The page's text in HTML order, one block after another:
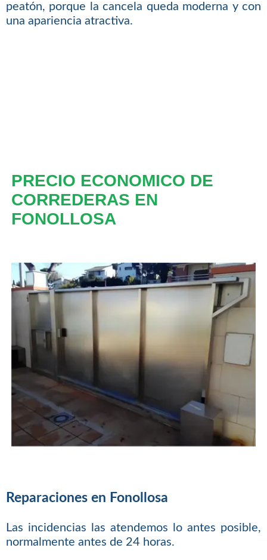
peatón, porque la cancela queda moderna y con
una apariencia atractiva.
PRECIO ECONOMICO DE
CORREDERAS EN
FONOLLOSA
Reparaciones en Fonollosa
Las incidencias las atendemos lo antes posible,
normalmente antes de 24 horas.